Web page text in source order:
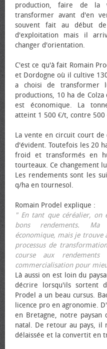
production, faire de la
transformer avant d'en
souvent fait au début
d'exploitation mais il
changer d'orientation.
C'est ce qu'à fait Romain
et Dordogne où il cultive
a choisi de transformer
productions, 10 ha de
est économique. La
atteint 1 500 €/t, contre 500
La vente en circuit court
d'évident. Toutefois les 20
froid et transformés en
tourteaux. Ce changement
Les rendements sont les
q/ha en tournesol.
Romain Prodel explique :
" En tant que céréalier, on
bons rendements.
économique, mais je trouve
processus de
course aux
commercialisation pour
Là aussi on est loin du
décrire lorsqu'ils sortent
Prodel a un beau cursus.
licence pro en agronomie.
en Bretagne, notre
natal. De retour au pays, il
délaissée et la convertit en